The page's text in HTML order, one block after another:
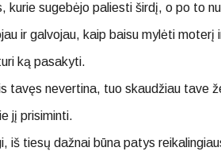
sugebėjo paliesti širdį, o po to
ir galvojau, kaip baisu mylėti moterį
ką pasakyti.
tavęs nevertina, tuo skaudžiau tave
jį prisiminti.
iš tiesų dažnai būna patys